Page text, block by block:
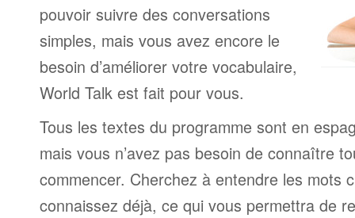
pouvoir suivre des conversations
simples, mais vous avez encore le
besoin d’améliorer votre vocabulaire,
World Talk est fait pour vous.
Tous les textes du programme sont en
mais vous n’avez pas besoin de connaître
commencer. Cherchez à entendre les mots
connaissez déjà, ce qui vous permettra de